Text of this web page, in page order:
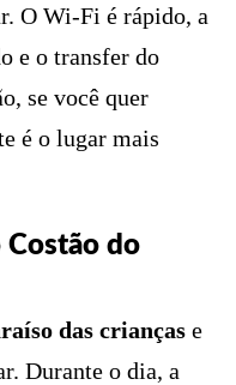
O Wi-Fi é rápido, a
e o transfer do
se você quer
é o lugar mais
Costão do
das crianças e
Durante o dia, a